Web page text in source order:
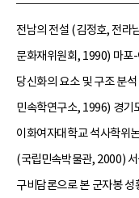
전남의 전설 (김정호, 전라
문화재위원회, 1990) 마포
당신화의 요소 및 구조 분
민속학연구소, 1996) 경기
이화여자대학교 석사학위
(국립민속박물관, 2000)
구비담론으로 본 군자봉